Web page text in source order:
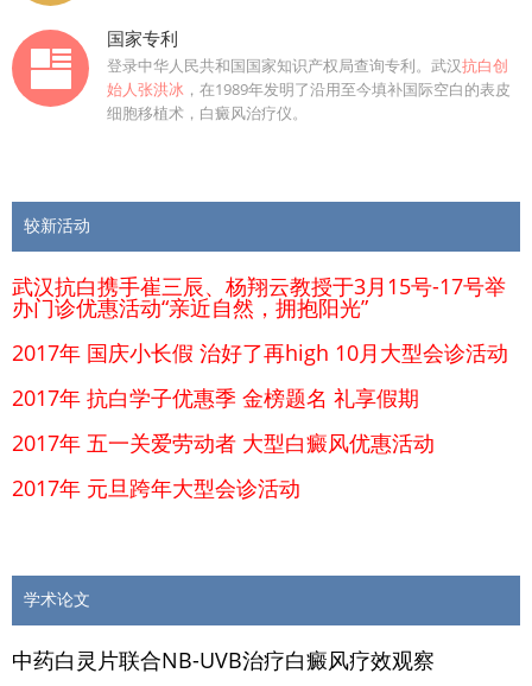
国家专利
登录中华人民共和国国家知识产权局查询专利。武汉抗白创
始人张洪冰 ，在1989年发明了沿用至今填补国际空白的表皮
细胞移植术，白癜风治疗仪。
较新活动
武汉抗白携手崔三辰、杨翔云教授于3月15号-17号举
办门诊优惠活动“亲近自然，拥抱阳光”
2017年 国庆小长假 治好了再high 10月大型会诊活动
2017年 抗白学子优惠季 金榜题名 礼享假期
2017年 五一关爱劳动者 大型白癜风优惠活动
2017年 元旦跨年大型会诊活动
学术论文
中药白灵片联合NB-UVB治疗白癜风疗效观察